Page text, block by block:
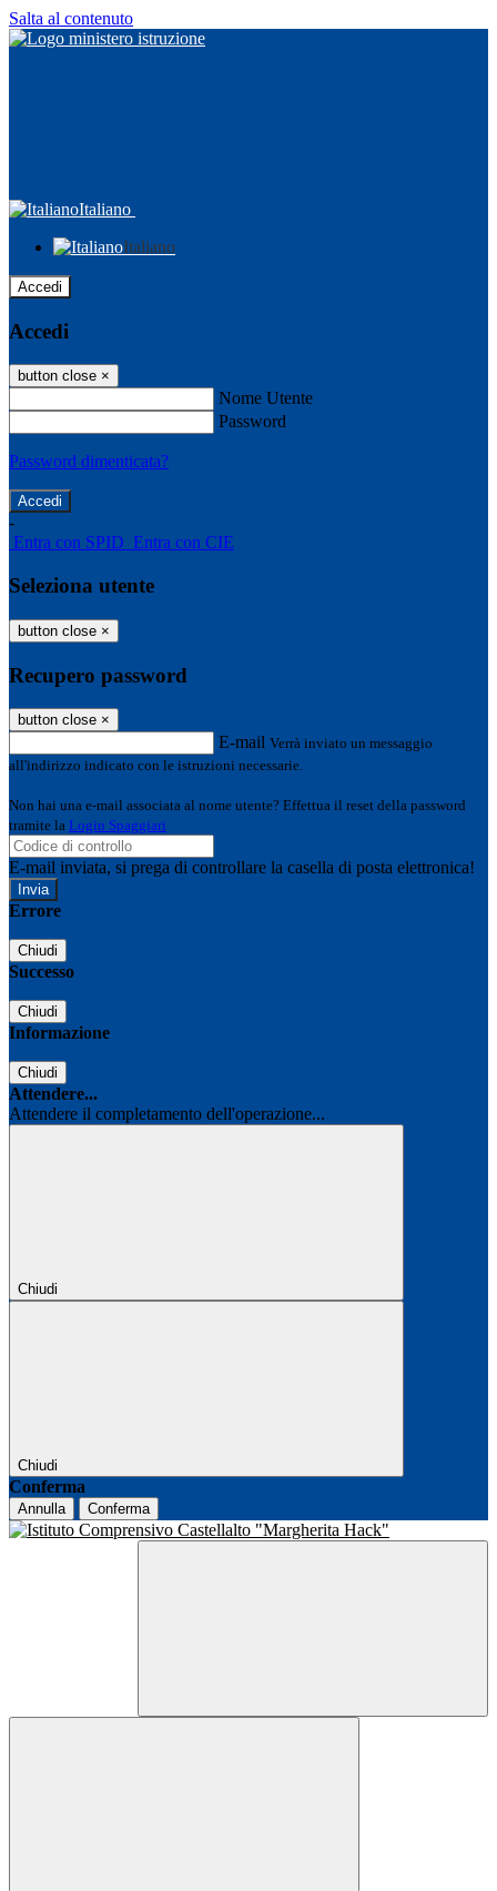
Salta al contenuto
Italiano
Italiano
Accedi
Accedi
button close ×
Nome Utente
Password
Password dimenticata?
-
Entra con SPID Entra con CIE
Seleziona utente
button close ×
Recupero password
button close ×
E-mail Verrà inviato un messaggio
all'indirizzo indicato con le istruzioni necessarie.
Non hai una e-mail associata al nome utente? Effettua il reset della password
tramite la Login Spaggiari
E-mail inviata, si prega di controllare la casella di posta elettronica!
Errore
Chiudi
Successo
Chiudi
Informazione
Chiudi
Attendere...
Attendere il completamento dell'operazione...
Chiudi
Chiudi
Conferma
Annulla Conferma